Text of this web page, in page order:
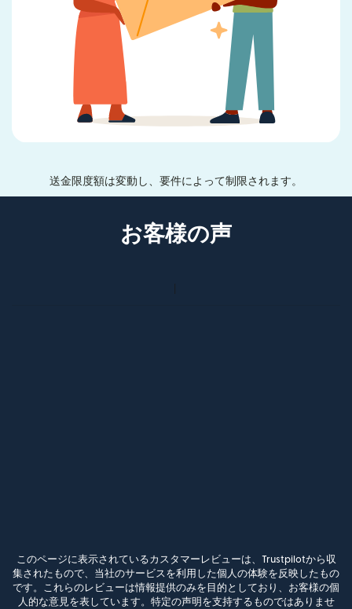
送金限度額は変動し、要件によって制限されます。
お客様の声
このページに表示されているカスタマーレビューは、Trustpilotから収
集されたもので、当社のサービスを利用した個人の体験を反映したもの
です。これらのレビューは情報提供のみを目的としており、お客様の個
人的な意見を表しています。特定の声明を支持するものではありませ